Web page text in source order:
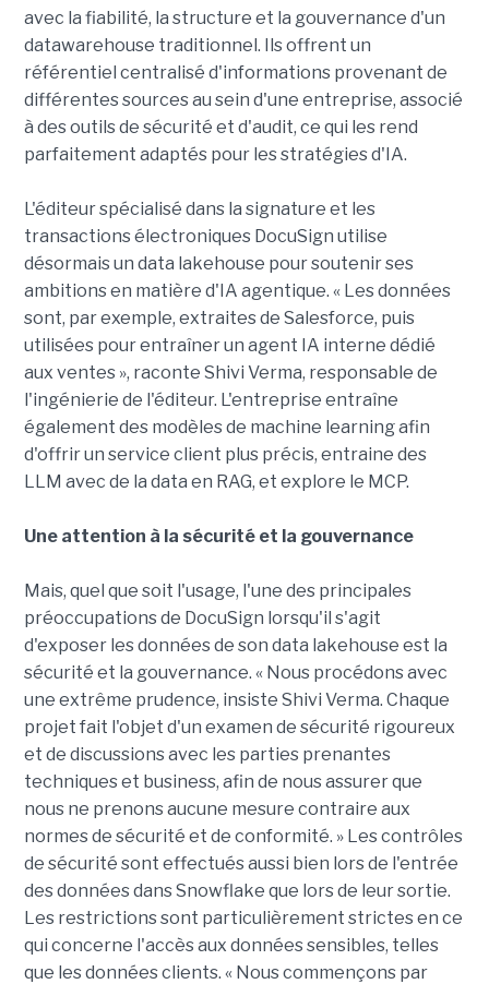
avec la fiabilité, la structure et la gouvernance d'un
datawarehouse traditionnel. Ils offrent un
référentiel centralisé d'informations provenant de
différentes sources au sein d'une entreprise, associé
à des outils de sécurité et d'audit, ce qui les rend
parfaitement adaptés pour les stratégies d'IA.
L'éditeur spécialisé dans la signature et les
transactions électroniques DocuSign utilise
désormais un data lakehouse pour soutenir ses
ambitions en matière d'IA agentique. « Les données
sont, par exemple, extraites de Salesforce, puis
utilisées pour entraîner un agent IA interne dédié
aux ventes », raconte Shivi Verma, responsable de
l'ingénierie de l'éditeur. L'entreprise entraîne
également des modèles de machine learning afin
d'offrir un service client plus précis, entraine des
LLM avec de la data en RAG, et explore le MCP.
Une attention à la sécurité et la gouvernance
Mais, quel que soit l'usage, l'une des principales
préoccupations de DocuSign lorsqu'il s'agit
d'exposer les données de son data lakehouse est la
sécurité et la gouvernance. « Nous procédons avec
une extrême prudence, insiste Shivi Verma. Chaque
projet fait l'objet d'un examen de sécurité rigoureux
et de discussions avec les parties prenantes
techniques et business, afin de nous assurer que
nous ne prenons aucune mesure contraire aux
normes de sécurité et de conformité. » Les contrôles
de sécurité sont effectués aussi bien lors de l'entrée
des données dans Snowflake que lors de leur sortie.
Les restrictions sont particulièrement strictes en ce
qui concerne l'accès aux données sensibles, telles
que les données clients. « Nous commençons par